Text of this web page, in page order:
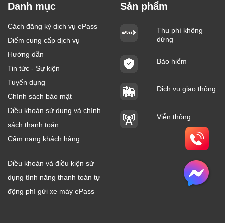
Danh mục
Cách đăng ký dịch vụ ePass
Điểm cung cấp dịch vụ
Hướng dẫn
Tin tức - Sự kiện
Tuyển dụng
Chính sách bảo mật
Điều khoản sử dụng và chính
sách thanh toán
Cẩm nang khách hàng
Điều khoản và điều kiện sử
dụng tính năng thanh toán tự
động phí gửi xe máy ePass
Sản phẩm
Thu phí không
dừng
Bảo hiểm
Dịch vụ giao thông
Viễn thông